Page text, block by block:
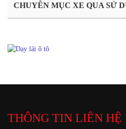
CHUYÊN MỤC XE QUA SỬ
THÔNG TIN LIÊN HỆ